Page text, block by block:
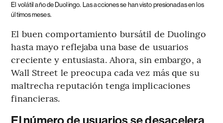
El volátil año de Duolingo. Las acciones se han visto presionadas en los
últimos meses.
El buen comportamiento bursátil de Duolingo
hasta mayo reflejaba una base de usuarios
creciente y entusiasta. Ahora, sin embargo, a
Wall Street le preocupa cada vez más que su
maltrecha reputación tenga implicaciones
financieras.